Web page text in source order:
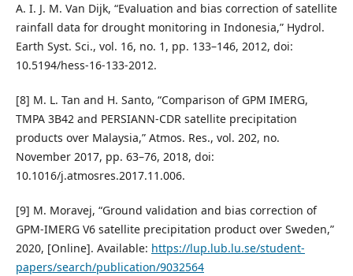
A. I. J. M. Van Dijk, “Evaluation and bias correction of satellite
rainfall data for drought monitoring in Indonesia,” Hydrol.
Earth Syst. Sci., vol. 16, no. 1, pp. 133–146, 2012, doi:
10.5194/hess-16-133-2012.
[8] M. L. Tan and H. Santo, “Comparison of GPM IMERG,
TMPA 3B42 and PERSIANN-CDR satellite precipitation
products over Malaysia,” Atmos. Res., vol. 202, no.
November 2017, pp. 63–76, 2018, doi:
10.1016/j.atmosres.2017.11.006.
[9] M. Moravej, “Ground validation and bias correction of
GPM-IMERG V6 satellite precipitation product over Sweden,”
2020, [Online]. Available: https://lup.lub.lu.se/student-
papers/search/publication/9032564